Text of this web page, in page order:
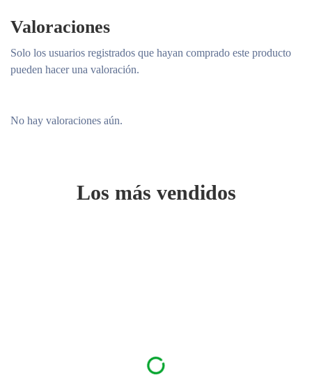
Valoraciones
No hay valoraciones aún.
Solo los usuarios registrados que hayan comprado este producto
pueden hacer una valoración.
Los más vendidos